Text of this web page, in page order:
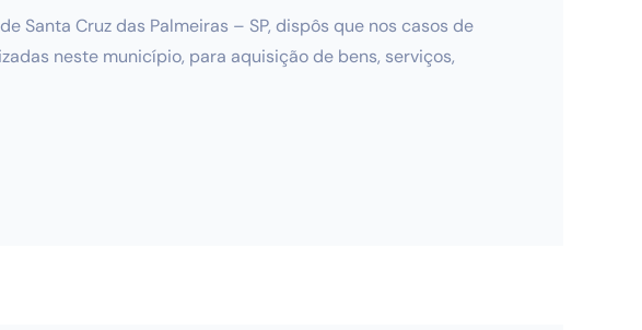
Santa Cruz das Palmeiras – SP, dispôs que nos casos de
neste município, para aquisição de bens, serviços,